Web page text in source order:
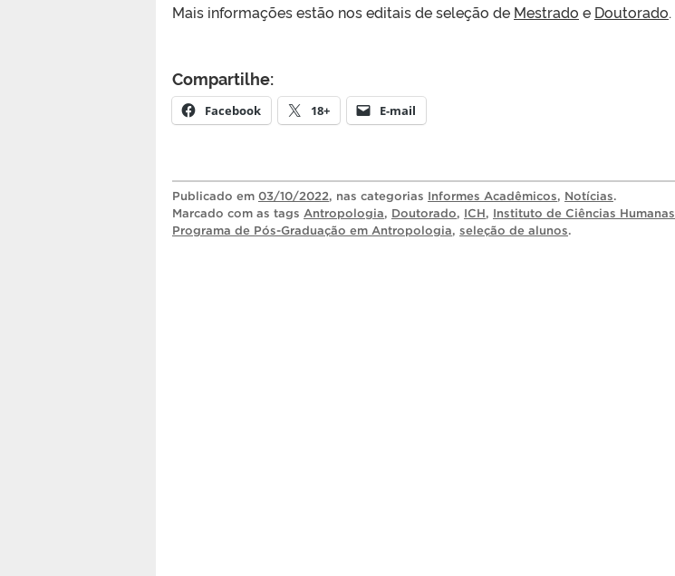
Mais informações estão nos editais de seleção de Mestrado e Doutorado.
Compartilhe:
Facebook 18+ E-mail
Publicado em 03/10/2022, nas categorias Informes Acadêmicos, Notícias.
Marcado com as tags Antropologia, Doutorado, ICH, Instituto de Ciências Humanas
Programa de Pós-Graduação em Antropologia, seleção de alunos.